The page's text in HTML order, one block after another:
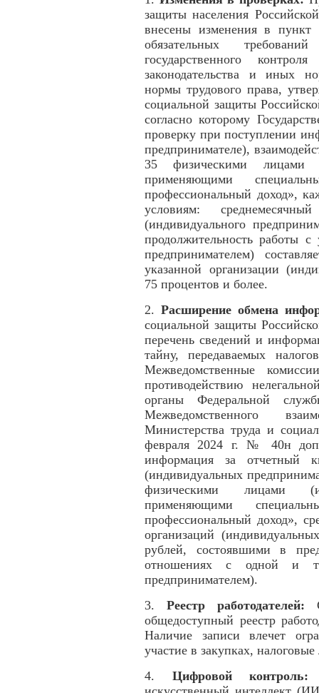
защиты населения
внесены изменения в пункт
обязательных
государственного
законодательства и иных
нормы трудового права,
социальной защиты
согласно которому
проверку при поступлении
предпринимателе),
35 физическими лицами
применяющими
профессиональный доход»,
условиям:
(индивидуального
продолжительность работы
предпринимателем)
указанной организации
75 процентов и более.
2. Расширение обмена
социальной защиты
перечень сведений и
тайну, передаваемых
Межведомственные
противодействию
органы Федеральной
Межведомственного
Министерства труда и
февраля 2024 г. № 40н
информация за отчетный
(индивидуальных
физическими лицами
применяющими
профессиональный доход»,
организаций
рублей, состоявшими в
отношениях с одной и
предпринимателем).
3. Реестр работодателей:
общедоступный реестр
Наличие записи влечет
участие в закупках,
4. Цифровой контроль: